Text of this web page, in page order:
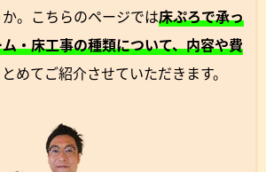
。こちらのページでは床ぷろで承っ
・床工事の種類について、内容や費
めてご紹介させていただきます。